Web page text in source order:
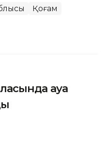
Қоғам
ауа